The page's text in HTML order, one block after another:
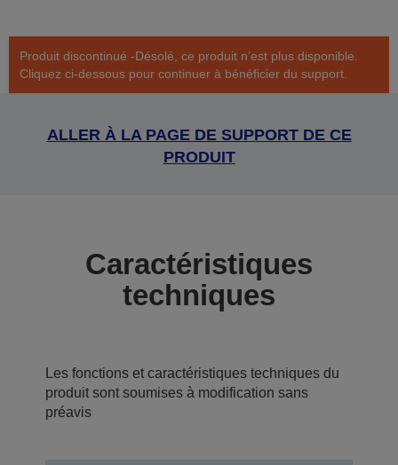
Produit discontinué -Désolé, ce produit n’est plus disponible.
Cliquez ci-dessous pour continuer à bénéficier du support.
ALLER À LA PAGE DE SUPPORT DE CE
PRODUIT
Caractéristiques
techniques
Les fonctions et caractéristiques techniques du
produit sont soumises à modification sans
préavis